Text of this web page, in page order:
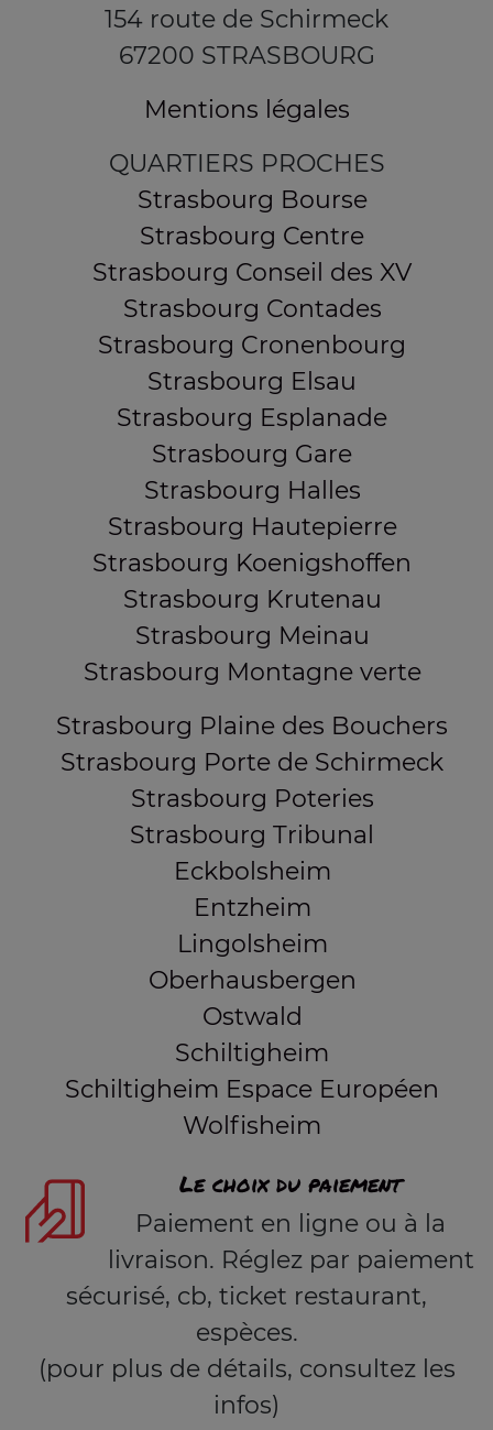
154 route de Schirmeck
67200 STRASBOURG
Mentions légales
QUARTIERS PROCHES
Strasbourg Bourse
Strasbourg Centre
Strasbourg Conseil des XV
Strasbourg Contades
Strasbourg Cronenbourg
Strasbourg Elsau
Strasbourg Esplanade
Strasbourg Gare
Strasbourg Halles
Strasbourg Hautepierre
Strasbourg Koenigshoffen
Strasbourg Krutenau
Strasbourg Meinau
Strasbourg Montagne verte
Strasbourg Plaine des Bouchers
Strasbourg Porte de Schirmeck
Strasbourg Poteries
Strasbourg Tribunal
Eckbolsheim
Entzheim
Lingolsheim
Oberhausbergen
Ostwald
Schiltigheim
Schiltigheim Espace Européen
Wolfisheim
Le choix du paiement
Paiement en ligne ou à la
livraison. Réglez par paiement
sécurisé, cb, ticket restaurant,
espèces.
(pour plus de détails, consultez les
infos)